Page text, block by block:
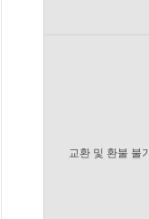
교환 및 환불 불